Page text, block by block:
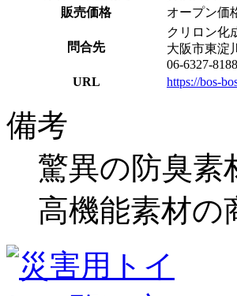
販売価格
オープン価
問合先
クリロン化
大阪市東淀
06-6327-8188
URL
https://bos-
備考
驚異の防臭素
高機能素材の